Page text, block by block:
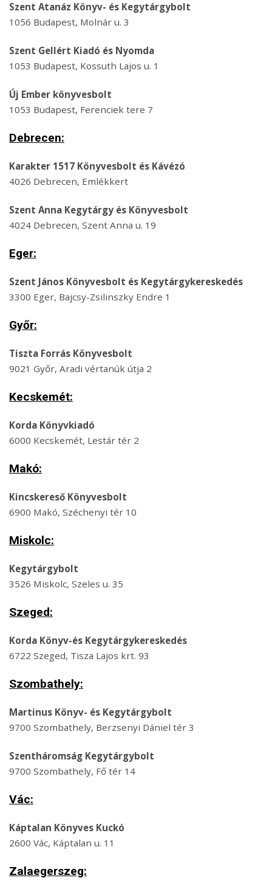
Szent Atanáz Könyv- és Kegytárgybolt
1056 Budapest, Molnár u. 3
Szent Gellért Kiadó és Nyomda
1053 Budapest, Kossuth Lajos u. 1
Új Ember könyvesbolt
1053 Budapest, Ferenciek tere 7
Debrecen:
Karakter 1517 Könyvesbolt és Kávézó
4026 Debrecen, Emlékkert
Szent Anna Kegytárgy és Könyvesbolt
4024 Debrecen, Szent Anna u. 19
Eger:
Szent János Könyvesbolt és Kegytárgykereskedés
3300 Eger, Bajcsy-Zsilinszky Endre 1
Győr:
Tiszta Forrás Könyvesbolt
9021 Győr, Aradi vértanúk útja 2
Kecskemét:
Korda Könyvkiadó
6000 Kecskemét, Lestár tér 2
Makó:
Kincskereső Könyvesbolt
6900 Makó, Széchenyi tér 10
Miskolc:
Kegytárgybolt
3526 Miskolc, Szeles u. 35
Szeged:
Korda Könyv-és Kegytárgykereskedés
6722 Szeged, Tisza Lajos krt. 93
Szombathely:
Martinus Könyv- és Kegytárgybolt
9700 Szombathely, Berzsenyi Dániel tér 3
Szentháromság Kegytárgybolt
9700 Szombathely, Fő tér 14
Vác:
Káptalan Könyves Kuckó
2600 Vác, Káptalan u. 11
Zalaegerszeg: